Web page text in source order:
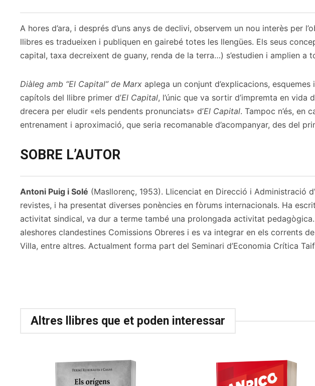
A hores d’ara, i després d’uns anys de declivi, observem un nou interès per
llibres es tradueixen i publiquen en gairebé totes les llengües. Els seus
capital, taxa decreixent de guany, renda de la terra…) s’estudien i amplien a
Diàleg amb “El Capital” de Marx aplega un conjunt d’explicacions,
capítols del llibre primer d’El Capital, l’únic que va sortir d’impremta en vida
drecera per eludir «els pendents pronunciats» d’El Capital. Tampoc n’és, en
entrenament i aproximació, que seria recomanable d’acompanyar, des del
SOBRE L’AUTOR
Antoni Puig i Solé (Masllorenç, 1953). Llicenciat en Direcció i Administració
revistes, i ha presentat diverses ponències en fòrums internacionals. Ha
activitat sindical, va dur a terme també una prolongada activitat
aleshores clandestines Comissions Obreres i es va integrar en els corrents
Villa, entre altres. Actualment forma part del Seminari d’Economia Crítica
Altres llibres que et poden interessar